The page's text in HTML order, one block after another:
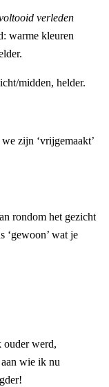
verleden
warme kleuren
midden, helder.
zijn ‘vrijgemaakt’
rondom het gezicht
‘gewoon’ wat je
ouder werd,
wie ik nu